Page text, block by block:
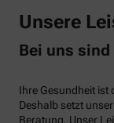
Unsere
Bei uns
Ihre Gesundheit ist
Deshalb setzt
Beratung. Unser